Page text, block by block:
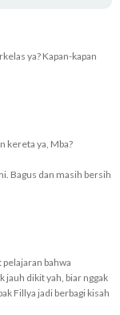
ya? Kapan-kapan
kereta ya, Mba?
Bagus dan masih bersih
bahwa
jauh dikit yah, biar nggak
Fillya jadi berbagi kisah